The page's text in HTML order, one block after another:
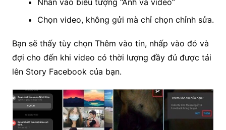
Nhấn vào biểu tượng “Ảnh và video”
Chọn video, không gửi mà chỉ chọn chỉnh sửa.
Bạn sẽ thấy tùy chọn Thêm vào tin, nhấp vào đó và
đợi cho đến khi video có thời lượng đầy đủ được tải
lên Story Facebook của bạn.